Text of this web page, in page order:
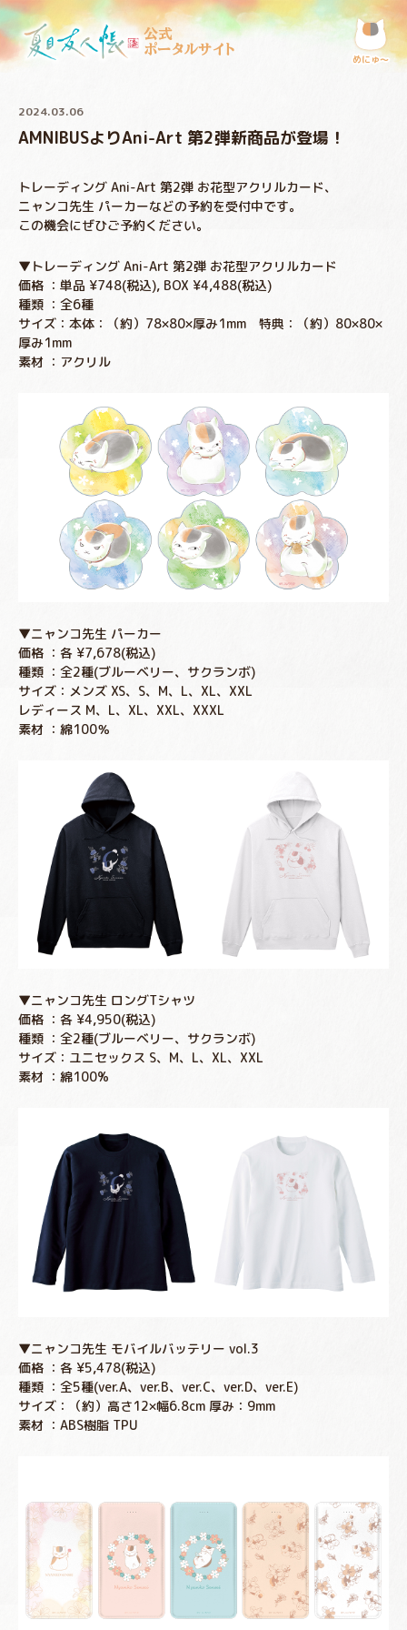
公式
ポータルサイト
めにゅ〜
2024.03.06
AMNIBUSよりAni-Art 第2弾新商品が登場！
トレーディング Ani-Art 第2弾 お花型アクリルカード、
ニャンコ先生 パーカーなどの予約を受付中です。
この機会にぜひご予約ください。
▼トレーディング Ani-Art 第2弾 お花型アクリルカード
価格 ：単品 ¥748(税込), BOX ¥4,488(税込)
種類 ：全6種
サイズ：本体：（約）78×80×厚み1mm 特典：（約）80×80×
厚み1mm
素材 ：アクリル
▼ニャンコ先生 パーカー
価格 ：各 ¥7,678(税込)
種類 ：全2種(ブルーベリー、サクランボ)
サイズ：メンズ XS、S、M、L、XL、XXL
レディース M、L、XL、XXL、XXXL
素材 ：綿100％
▼ニャンコ先生 ロングTシャツ
価格 ：各 ¥4,950(税込)
種類 ：全2種(ブルーベリー、サクランボ)
サイズ：ユニセックス S、M、L、XL、XXL
素材 ：綿100%
▼ニャンコ先生 モバイルバッテリー vol.3
価格 ：各 ¥5,478(税込)
種類 ：全5種(ver.A、ver.B、ver.C、ver.D、ver.E)
サイズ：（約）高さ12×幅6.8cm 厚み：9mm
素材 ：ABS樹脂 TPU